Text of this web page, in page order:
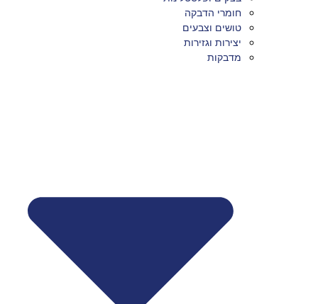
חומרי הדבקה
טושים וצבעים
יצירות וגזירות
מדבקות